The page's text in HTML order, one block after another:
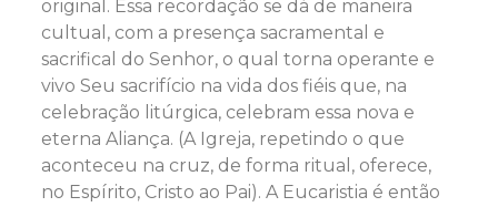
original. Essa recordação se dá de maneira
cultual, com a presença sacramental e
sacrifical do Senhor, o qual torna operante e
vivo Seu sacrifício na vida dos fiéis que, na
celebração litúrgica, celebram essa nova e
eterna Aliança. (A Igreja, repetindo o que
aconteceu na cruz, de forma ritual, oferece,
no Espírito, Cristo ao Pai). A Eucaristia é então